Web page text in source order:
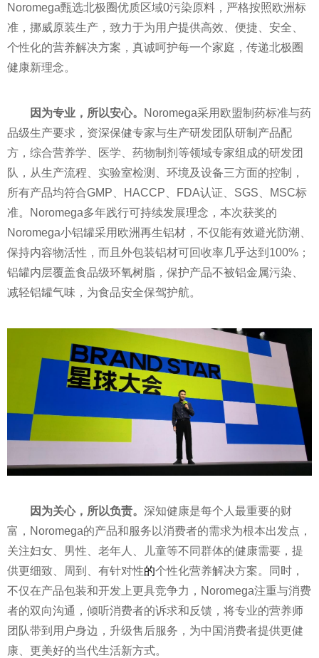
Noromega甄选北极圈优质区域0污染原料，严格按照欧洲标
准，挪威原装生产，致力于为用户提供高效、便捷、安全、
个性化的营养解决方案，真诚呵护每一个家庭，传递北极圈
健康新理念。
因为专业，所以安心。
Noromega采用欧盟制药标准与药
品级生产要求，资深保健专家与生产研发团队研制产品配
方，综合营养学、医学、药物制剂等领域专家组成的研发团
队，从生产流程、实验室检测、环境及设备三方面的控制，
所有产品均符合GMP、HACCP、FDA认证、SGS、MSC标
准。Noromega多年践行可持续发展理念，本次获奖的
Noromega小铝罐采用欧洲再生铝材，不仅能有效避光防潮、
保持内容物活性 ，而且外包装铝材可回收率几乎达到100%；
铝罐内层覆盖食品级环氧树脂，保护产品不被铝金属污染、
减轻铝罐气味，为食品安全保驾护航。
因为关心，所以负责。 深知健康是每个人最重要的财
富，Noromega的产品和服务以消费者的需求为根本出发点，
关注妇女、男性 、老年人、儿童等不同群体的健康需要，提
供更细致、周到、有针对性的个性化营养解决方案。同时，
不仅在产品包装和开发上更具竞争力，Noromega注重与消费
者的双向沟通，倾听消费者的诉求和反馈，将专业的营养师
团队带到用户身边，升级售后服务，为中国消费者提供更健
康、更美好的当代生活新方式。